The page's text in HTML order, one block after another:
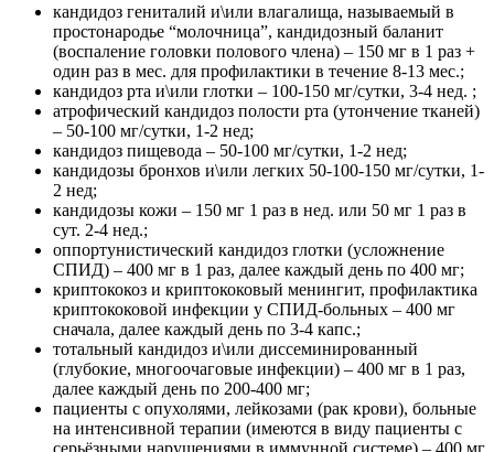
кандидоз гениталий и\или влагалища, называемый в
простонародье “молочница”, кандидозный баланит
(воспаление головки полового члена) – 150 мг в 1 раз +
один раз в мес. для профилактики в течение 8-13 мес.;
кандидоз рта и\или глотки – 100-150 мг/сутки, 3-4 нед. ;
атрофический кандидоз полости рта (утончение тканей)
– 50-100 мг/сутки, 1-2 нед;
кандидоз пищевода – 50-100 мг/сутки, 1-2 нед;
кандидозы бронхов и\или легких 50-100-150 мг/сутки, 1-
2 нед;
кандидозы кожи – 150 мг 1 раз в нед. или 50 мг 1 раз в
сут. 2-4 нед.;
оппортунистический кандидоз глотки (усложнение
СПИД) – 400 мг в 1 раз, далее каждый день по 400 мг;
криптококоз и криптококовый менингит, профилактика
криптококовой инфекции у СПИД-больных – 400 мг
сначала, далее каждый день по 3-4 капс.;
тотальный кандидоз и\или диссеминированный
(глубокие, многоочаговые инфекции) – 400 мг в 1 раз,
далее каждый день по 200-400 мг;
пациенты с опухолями, лейкозами (рак крови), больные
на интенсивной терапии (имеются в виду пациенты с
серьёзными нарушениями в иммунной системе) – 400 мг